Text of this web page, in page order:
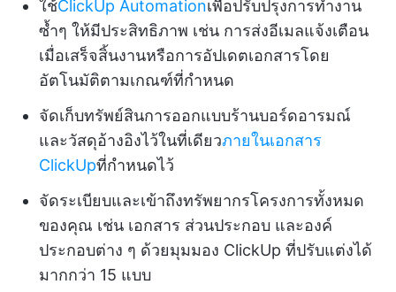
ใช้ClickUp Automationเพื่อปรับปรุงการทำงาน
ซ้ำๆ ให้มีประสิทธิภาพ เช่น การส่งอีเมลแจ้งเตือน
เมื่อเสร็จสิ้นงานหรือการอัปเดตเอกสารโดย
อัตโนมัติตามเกณฑ์ที่กำหนด
จัดเก็บทรัพย์สินการออกแบบร้านบอร์ดอารมณ์
และวัสดุอ้างอิงไว้ในที่เดียวภายในเอกสาร
ClickUpที่กำหนดไว้
จัดระเบียบและเข้าถึงทรัพยากรโครงการทั้งหมด
ของคุณ เช่น เอกสาร ส่วนประกอบ และองค์
ประกอบต่าง ๆ ด้วยมุมมอง ClickUp ที่ปรับแต่งได้
มากกว่า 15 แบบ